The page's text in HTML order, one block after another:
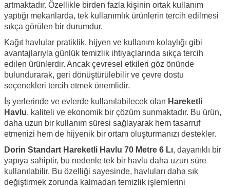
artmaktadır. Özellikle birden fazla kişinin ortak kullanım
yaptığı mekanlarda, tek kullanımlık ürünlerin tercih edilmesi
sıkça görülen bir durumdur.
Kağıt havlular pratiklik, hijyen ve kullanım kolaylığı gibi
avantajlarıyla günlük temizlik ihtiyaçlarında sıkça tercih
edilen ürünlerdir. Ancak çevresel etkileri göz önünde
bulundurarak, geri dönüştürülebilir ve çevre dostu
seçenekleri tercih etmek önemlidir.
İş yerlerinde ve evlerde kullanılabilecek olan Hareketli
Havlu, kaliteli ve ekonomik bir çözüm sunmaktadır. Bu ürün,
daha uzun bir kullanım süresi sağlayarak hem tasarruf
etmenizi hem de hijyenik bir ortam oluşturmanızı destekler.
Dorin Standart Hareketli Havlu 70 Metre 6 Lı, dayanıklı bir
yapıya sahiptir, bu nedenle tek bir havlu daha uzun süre
kullanılabilir. Bu özelliği sayesinde, havluları daha sık
değiştirmek zorunda kalmadan temizlik işlemlerini